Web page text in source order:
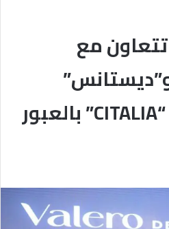
تتعاون مع
لتطوير مشروع “CITALIA” بالعبور